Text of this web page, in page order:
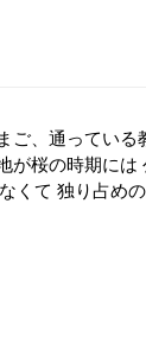
ご、通っている
が桜の時期には
くて 独り占め